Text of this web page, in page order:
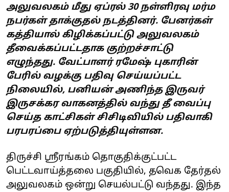
அலுவலகம் மீது ஏப்ரல் 30 நள்ளிரவு மர்ம
நபர்கள் தாக்குதல் நடத்தினர். பேனர்கள்
கத்தியால் கிழிக்கப்பட்டு அலுவலகம்
தீவைக்கப்பட்டதாக குற்றச்சாட்டு
எழுந்தது. வேட்பாளர் ரமேஷ் புகாரின்
பேரில் வழக்கு பதிவு செய்யப்பட்ட
நிலையில், பனியன் அணிந்த இருவர்
இருசக்கர வாகனத்தில் வந்து தீ வைப்பு
செய்த காட்சிகள் சிசிடிவியில் பதிவாகி
பரபரப்பை ஏற்படுத்தியுள்ளன.
திருச்சி ஸ்ரீரங்கம் தொகுதிக்குட்பட்ட
பெட்டவாய்த்தலை பகுதியில், தவெக தேர்தல்
அலுவலகம் ஒன்று செயல்பட்டு வந்தது. இந்த